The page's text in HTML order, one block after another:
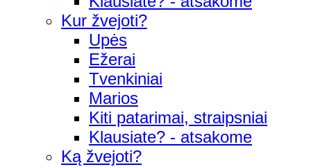
Kur žvejoti?
Upės
Ežerai
Tvenkiniai
Marios
Kiti patarimai, straipsniai
Klausiate? - atsakome
Ką žvejoti?